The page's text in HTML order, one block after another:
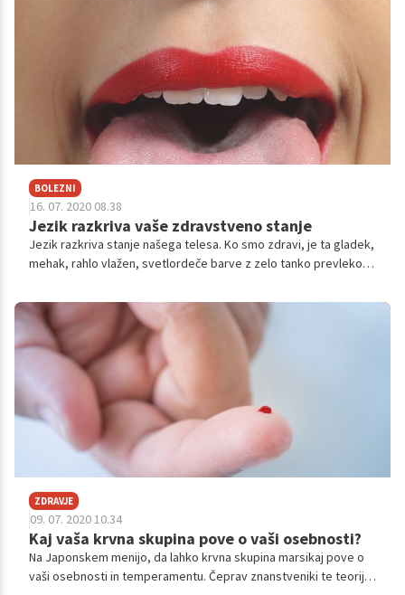
BOLEZNI
16. 07. 2020 08.38
Jezik razkriva vaše zdravstveno stanje
Jezik razkriva stanje našega telesa. Ko smo zdravi, je ta gladek,
mehak, rahlo vlažen, svetlordeče barve z zelo tanko prevleko.
ali pa le na pomanjkanje nekaterih vitaminov.
ZDRAVJE
09. 07. 2020 10.34
Kaj vaša krvna skupina pove o vaši osebnosti?
Na Japonskem menijo, da lahko krvna skupina marsikaj pove o
vaši osebnosti in temperamentu. Čeprav znanstveniki te teorije